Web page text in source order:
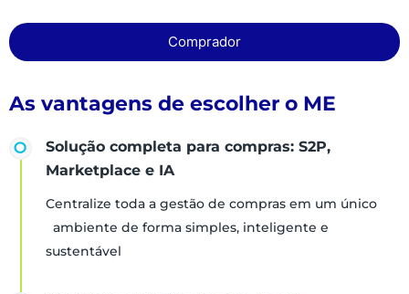
Comprador
As vantagens de escolher o ME
Solução completa para compras: S2P,
Marketplace e IA
Centralize toda a gestão de compras em um único
ambiente de forma simples, inteligente e
sustentável